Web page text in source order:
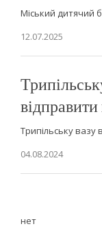
Міський дитячий
12.07.2025
Трипільську вазу
04.08.2024
нет